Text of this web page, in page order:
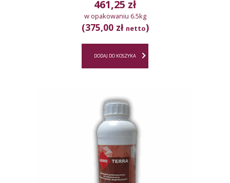
461,25 zł
w opakowaniu 6.5kg
(375,00 zł netto)
DODAJ DO KOSZYKA